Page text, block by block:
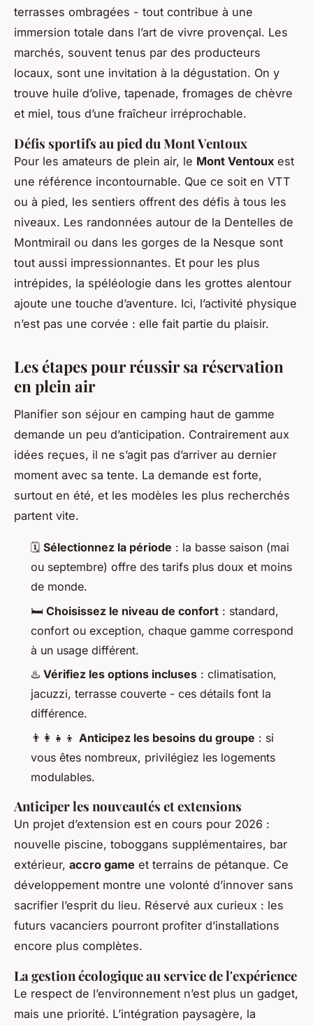
terrasses ombragées - tout contribue à une
immersion totale dans l’art de vivre provençal. Les
marchés, souvent tenus par des producteurs
locaux, sont une invitation à la dégustation. On y
trouve huile d’olive, tapenade, fromages de chèvre
et miel, tous d’une fraîcheur irréprochable.
Défis sportifs au pied du Mont Ventoux
Pour les amateurs de plein air, le Mont Ventoux est
une référence incontournable. Que ce soit en VTT
ou à pied, les sentiers offrent des défis à tous les
niveaux. Les randonnées autour de la Dentelles de
Montmirail ou dans les gorges de la Nesque sont
tout aussi impressionnantes. Et pour les plus
intrépides, la spéléologie dans les grottes alentour
ajoute une touche d’aventure. Ici, l’activité physique
n’est pas une corvée : elle fait partie du plaisir.
Les étapes pour réussir sa réservation
en plein air
Planifier son séjour en camping haut de gamme
demande un peu d’anticipation. Contrairement aux
idées reçues, il ne s’agit pas d’arriver au dernier
moment avec sa tente. La demande est forte,
surtout en été, et les modèles les plus recherchés
partent vite.
🗓️ Sélectionnez la période : la basse saison (mai
ou septembre) offre des tarifs plus doux et moins
de monde.
🛏️ Choisissez le niveau de confort : standard,
confort ou exception, chaque gamme correspond
à un usage différent.
♨️ Vérifiez les options incluses : climatisation,
jacuzzi, terrasse couverte - ces détails font la
différence.
👨‍👩‍👧‍👦 Anticipez les besoins du groupe : si
vous êtes nombreux, privilégiez les logements
modulables.
Anticiper les nouveautés et extensions
Un projet d’extension est en cours pour 2026 :
nouvelle piscine, toboggans supplémentaires, bar
extérieur, accro game et terrains de pétanque. Ce
développement montre une volonté d’innover sans
sacrifier l’esprit du lieu. Réservé aux curieux : les
futurs vacanciers pourront profiter d’installations
encore plus complètes.
La gestion écologique au service de l'expérience
Le respect de l’environnement n’est plus un gadget,
mais une priorité. L’intégration paysagère, la